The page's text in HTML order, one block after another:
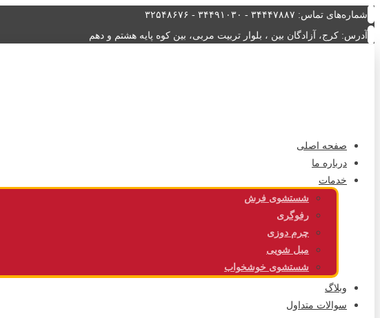
شماره‌های تماس: ۳۴۴۴۷۸۸۷ - ۳۴۴۹۱۰۳۰ - ۳۲۵۴۸۶۷۶
آدرس: کرج، آزادگان بین ، بلوار تربیت مربی، بین کوه پایه هشتم و دهم
صفحه اصلی
درباره ما
خدمات
شستشوی فرش
رفوگری
چرم دوزی
مبل شویی
شستشوی خوشخواب
وبلاگ
سوالات متداول